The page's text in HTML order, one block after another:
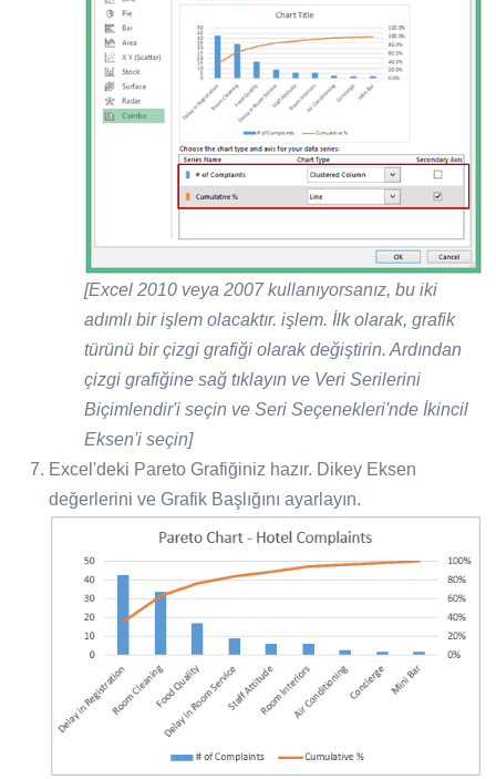
[Excel 2010 veya 2007 kullanıyorsanız, bu iki
adımlı bir işlem olacaktır. işlem. İlk olarak, grafik
türünü bir çizgi grafiği olarak değiştirin. Ardından
çizgi grafiğine sağ tıklayın ve Veri Serilerini
Biçimlendir'i seçin ve Seri Seçenekleri'nde İkincil
Eksen'i seçin]
Excel'deki Pareto Grafiğiniz hazır. Dikey Eksen
değerlerini ve Grafik Başlığını ayarlayın.